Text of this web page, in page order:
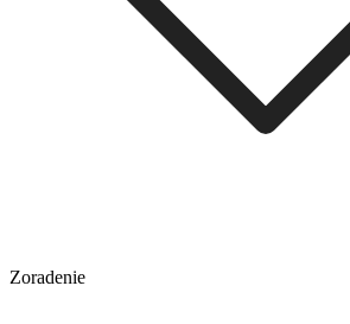
Zoradenie